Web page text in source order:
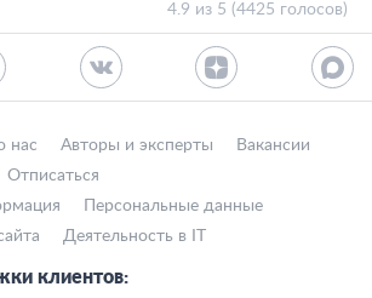
4.9 из 5 (4425 голосов)
нас Авторы и эксперты
Вакансии
Отписаться
Персональные данные
Деятельность в IT
клиентов: